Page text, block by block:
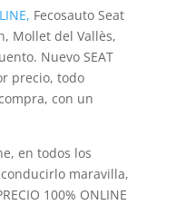
Fecosauto Seat
Mollet del Vallès,
Nuevo SEAT
precio, todo
con un
en todos los
maravilla,
100% ONLINE